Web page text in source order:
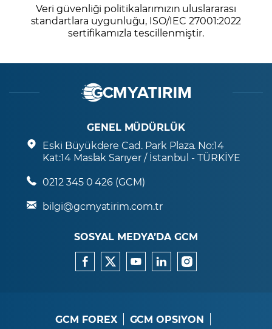
Veri güvenliği politikalarımızın uluslararası
standartlara uygunluğu, ISO/IEC 27001:2022
sertifikamızla tescillenmiştir.
GENEL MÜDÜRLÜK
Eski Büyükdere Cad. Park Plaza. No:14
Kat:14 Maslak Sarıyer / İstanbul - TÜRKİYE
0212 345 0 426 (GCM)
bilgi@gcmyatirim.com.tr
SOSYAL MEDYA’DA GCM
GCM FOREX
GCM OPSIYON